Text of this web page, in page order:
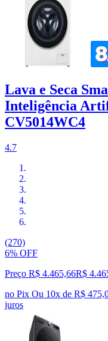
Lava e Seca
Inteligência
CV5014WC4
4.7
(270)
6% OFF
Preço R$ 4.465,66R$
no Pix Ou 10x de R$
juros